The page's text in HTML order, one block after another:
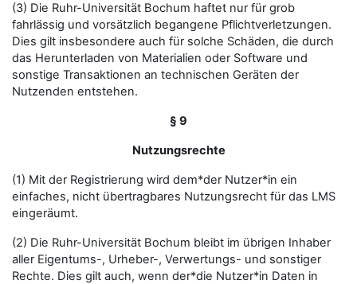
(3) Die Ruhr-Universität Bochum haftet nur für grob
fahrlässig und vorsätzlich begangene Pflichtverletzungen.
Dies gilt insbesondere auch für solche Schäden, die durch
das Herunterladen von Materialien oder Software und
sonstige Transaktionen an technischen Geräten der
Nutzenden entstehen.
§ 9
Nutzungsrechte
(1) Mit der Registrierung wird dem*der Nutzer*in ein
einfaches, nicht übertragbares Nutzungsrecht für das LMS
eingeräumt.
(2) Die Ruhr-Universität Bochum bleibt im übrigen Inhaber
aller Eigentums-, Urheber-, Verwertungs- und sonstiger
Rechte. Dies gilt auch, wenn der*die Nutzer*in Daten in